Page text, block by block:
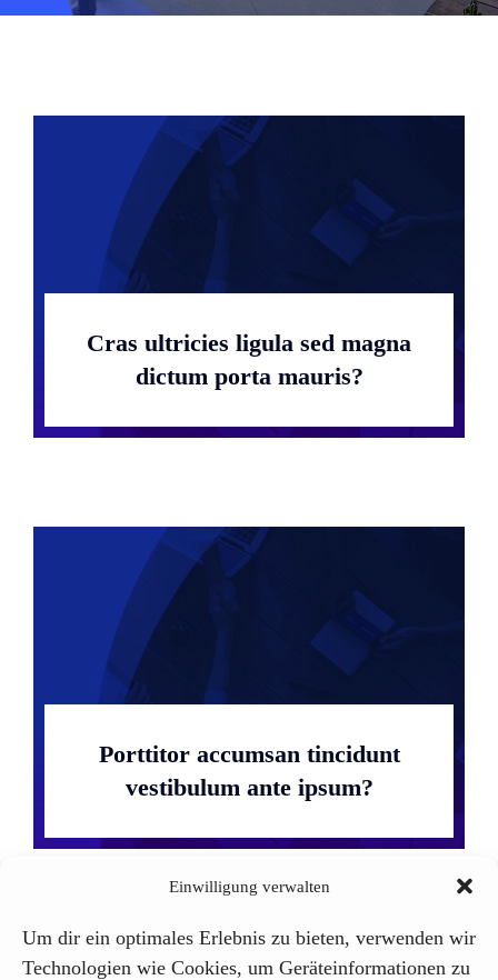
Einwilligung verwalten
Um dir ein optimales Erlebnis zu bieten, verwenden wir
Technologien wie Cookies, um Geräteinformationen zu
Über uns
Cras ultricies ligula sed magna
dictum porta mauris?
Porttitor accumsan tincidunt
vestibulum ante ipsum?